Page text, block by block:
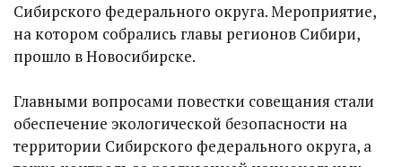
Сибирского федерального округа. Мероприятие,
на котором собрались главы регионов Сибири,
прошло в Новосибирске.
Главными вопросами повестки совещания стали
обеспечение экологической безопасности на
территории Сибирского федерального округа, а